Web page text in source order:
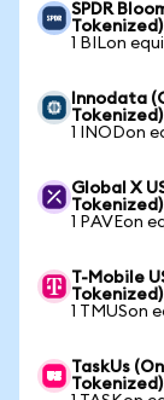
SPDR
1 BILon
Innodata
Tokenized)
1 INODon
Global X
1 PAVEon
T-Mobile
Tokenized)
1 TMUSon
TaskUs
Tokenized)